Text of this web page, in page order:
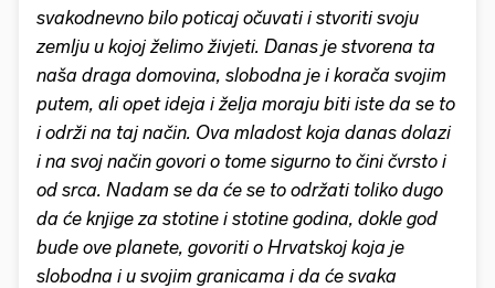
svakodnevno bilo poticaj očuvati i stvoriti svoju
zemlju u kojoj želimo živjeti. Danas je stvorena ta
naša draga domovina, slobodna je i korača svojim
putem, ali opet ideja i želja moraju biti iste da se to
i održi na taj način. Ova mladost koja danas dolazi
i na svoj način govori o tome sigurno to čini čvrsto i
od srca. Nadam se da će se to održati toliko dugo
da će knjige za stotine i stotine godina, dokle god
bude ove planete, govoriti o Hrvatskoj koja je
slobodna i u svojim granicama i da će svaka